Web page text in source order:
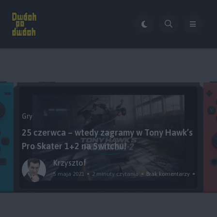
Gry
25 czerwca – wtedy zagramy w Tony Hawk’s
Pro Skater 1+2 na Switchu!
Krzysztof
5 maja 2021 2 minuty czytania Brak komentarzy